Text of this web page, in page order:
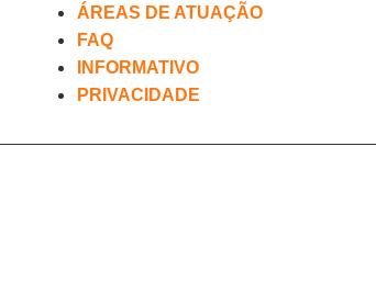
ÁREAS DE ATUAÇÃO
FAQ
INFORMATIVO
PRIVACIDADE